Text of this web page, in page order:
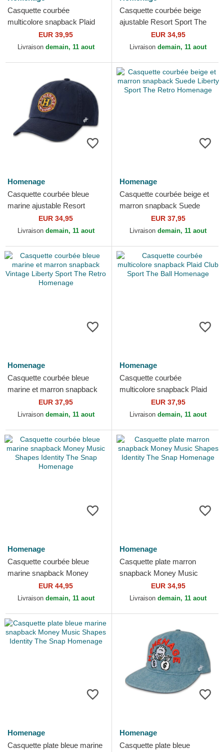
Casquette courbée
multicolore snapback Plaid
Players Sport The Ball
Homenage
EUR 39,95
Livraison demain, 11 aout
Casquette courbée beige
ajustable Resort Sport The
90s Homenage
EUR 34,95
Livraison demain, 11 aout
Homenage
Casquette courbée bleue
marine ajustable Resort
Sport The 90s Homenage
EUR 34,95
Livraison demain, 11 aout
Homenage
Casquette courbée beige et
marron snapback Suede
Liberty Sport The Retro
Homenage
EUR 37,95
Livraison demain, 11 aout
Homenage
Casquette courbée bleue
marine et marron snapback
Vintage Liberty Sport The
Retro Homenage
EUR 37,95
Livraison demain, 11 aout
Homenage
Casquette courbée
multicolore snapback Plaid
Club Sport The Ball
Homenage
EUR 37,95
Livraison demain, 11 aout
Homenage
Casquette courbée bleue
marine snapback Money
Music Shapes Identity The
Snap Homenage
EUR 44,95
Livraison demain, 11 aout
Homenage
Casquette plate marron
snapback Money Music
Shapes Identity The Snap
Homenage
EUR 34,95
Livraison demain, 11 aout
Homenage
Casquette plate bleue marine
Homenage
Casquette plate bleue